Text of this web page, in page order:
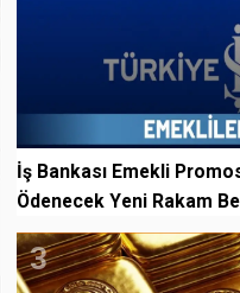
İş Bankası Emekli
Ödenecek Yeni Rakam
3